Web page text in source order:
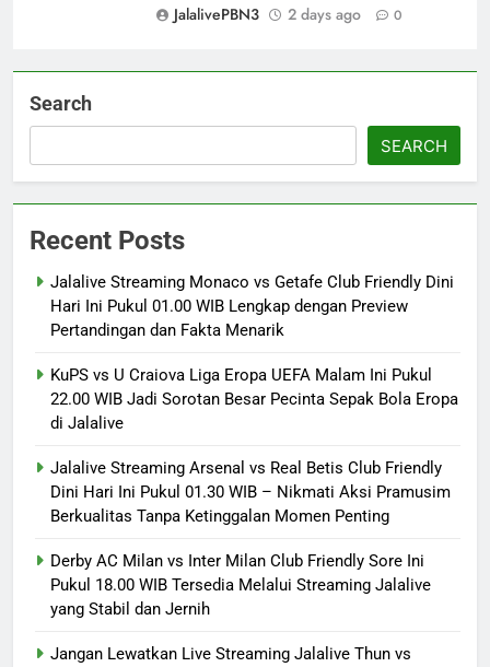
JalalivePBN3
2 days ago 0
Search
SEARCH
Recent Posts
Jalalive Streaming Monaco vs Getafe Club Friendly Dini
Hari Ini Pukul 01.00 WIB Lengkap dengan Preview
Pertandingan dan Fakta Menarik
KuPS vs U Craiova Liga Eropa UEFA Malam Ini Pukul
22.00 WIB Jadi Sorotan Besar Pecinta Sepak Bola Eropa
di Jalalive
Jalalive Streaming Arsenal vs Real Betis Club Friendly
Dini Hari Ini Pukul 01.30 WIB – Nikmati Aksi Pramusim
Berkualitas Tanpa Ketinggalan Momen Penting
Derby AC Milan vs Inter Milan Club Friendly Sore Ini
Pukul 18.00 WIB Tersedia Melalui Streaming Jalalive
yang Stabil dan Jernih
Jangan Lewatkan Live Streaming Jalalive Thun vs